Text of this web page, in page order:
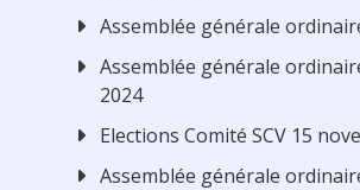
Assemblée générale
Assemblée générale
2024
Elections Comité SCV 15
Assemblée générale